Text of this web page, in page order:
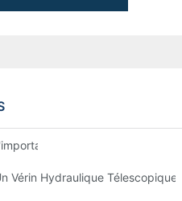
Des Vérins
Vérin Hydraulique